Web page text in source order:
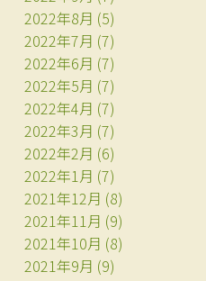
2022年8月 (5)
2022年7月 (7)
2022年6月 (7)
2022年5月 (7)
2022年4月 (7)
2022年3月 (7)
2022年2月 (6)
2022年1月 (7)
2021年12月 (8)
2021年11月 (9)
2021年10月 (8)
2021年9月 (9)